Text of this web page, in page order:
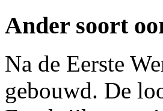
Ander soort
Na de Eerste
gebouwd. De